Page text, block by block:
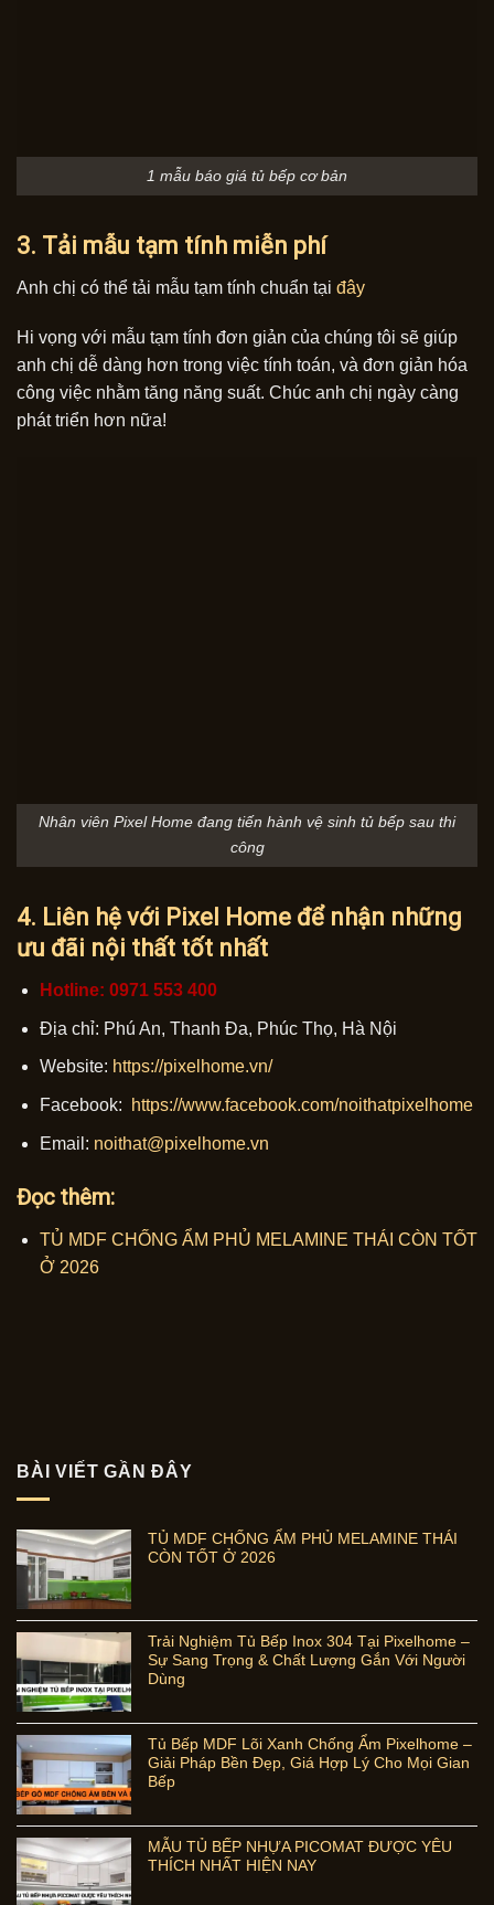
BÀI VIẾT GẦN ĐÂY
TỦ MDF CHỐNG ẨM PHỦ MELAMINE THÁI
CÒN TỐT Ở 2026
Trải Nghiệm Tủ Bếp Inox 304 Tại Pixelhome –
Sự Sang Trọng & Chất Lượng Gắn Với Người
Dùng
Tủ Bếp MDF Lõi Xanh Chống Ẩm Pixelhome –
Giải Pháp Bền Đẹp, Giá Hợp Lý Cho Mọi Gian
Bếp
MẪU TỦ BẾP NHỰA PICOMAT ĐƯỢC YÊU
THÍCH NHẤT HIỆN NAY
1 mẫu báo giá tủ bếp cơ bản
3. Tải mẫu tạm tính miễn phí
Anh chị có thể tải mẫu tạm tính chuẩn tại đây
Hi vọng với mẫu tạm tính đơn giản của chúng tôi sẽ giúp
anh chị dễ dàng hơn trong việc tính toán, và đơn giản hóa
công việc nhằm tăng năng suất. Chúc anh chị ngày càng
phát triển hơn nữa!
Nhân viên Pixel Home đang tiến hành vệ sinh tủ bếp sau thi
công
4. Liên hệ với Pixel Home để nhận những
ưu đãi nội thất tốt nhất
Hotline: 0971 553 400
Địa chỉ: Phú An, Thanh Đa, Phúc Thọ, Hà Nội
Website: https://pixelhome.vn/
Facebook: https://www.facebook.com/noithatpixelhome
Email: noithat@pixelhome.vn
Đọc thêm:
TỦ MDF CHỐNG ẨM PHỦ MELAMINE THÁI CÒN TỐT
Ở 2026